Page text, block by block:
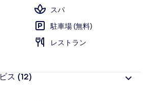
スパ
駐車場 (無料)
レストラン
ス (12)